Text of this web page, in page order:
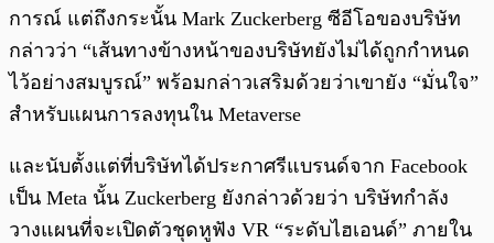
การณ์ แต่ถึงกระนั้น Mark Zuckerberg ซีอีโอของบริษัท
กล่าวว่า “เส้นทางข้างหน้าของบริษัทยังไม่ได้ถูกกำหนด
ไว้อย่างสมบูรณ์” พร้อมกล่าวเสริมด้วยว่าเขายัง “มั่นใจ”
สำหรับแผนการลงทุนใน Metaverse
และนับตั้งแต่ที่บริษัทได้ประกาศรีแบรนด์จาก Facebook
เป็น Meta นั้น Zuckerberg ยังกล่าวด้วยว่า บริษัทกำลัง
วางแผนที่จะเปิดตัวชุดหูฟัง VR “ระดับไฮเอนด์” ภายใน